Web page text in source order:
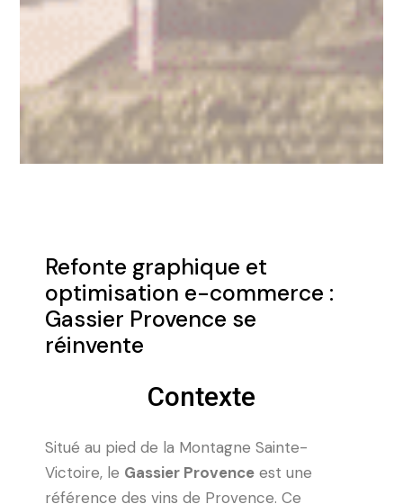
Refonte graphique et
optimisation e-commerce :
Gassier Provence se
réinvente
Contexte
Situé au pied de la Montagne Sainte-
Victoire, le Gassier Provence est une
référence des vins de Provence. Ce